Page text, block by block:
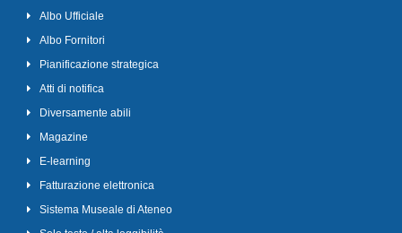
Albo Ufficiale
Albo Fornitori
Pianificazione strategica
Atti di notifica
Diversamente abili
Magazine
E-learning
Fatturazione elettronica
Sistema Museale di Ateneo